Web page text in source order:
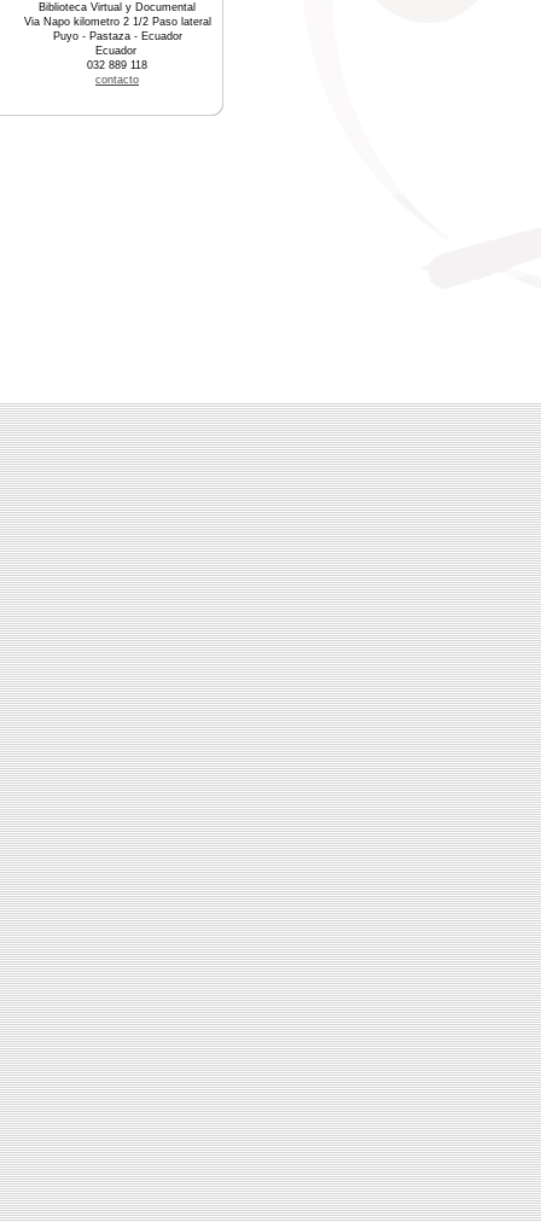
Biblioteca Virtual y Documental
Via Napo kilometro 2 1/2 Paso lateral
Puyo - Pastaza - Ecuador
Ecuador
032 889 118
contacto